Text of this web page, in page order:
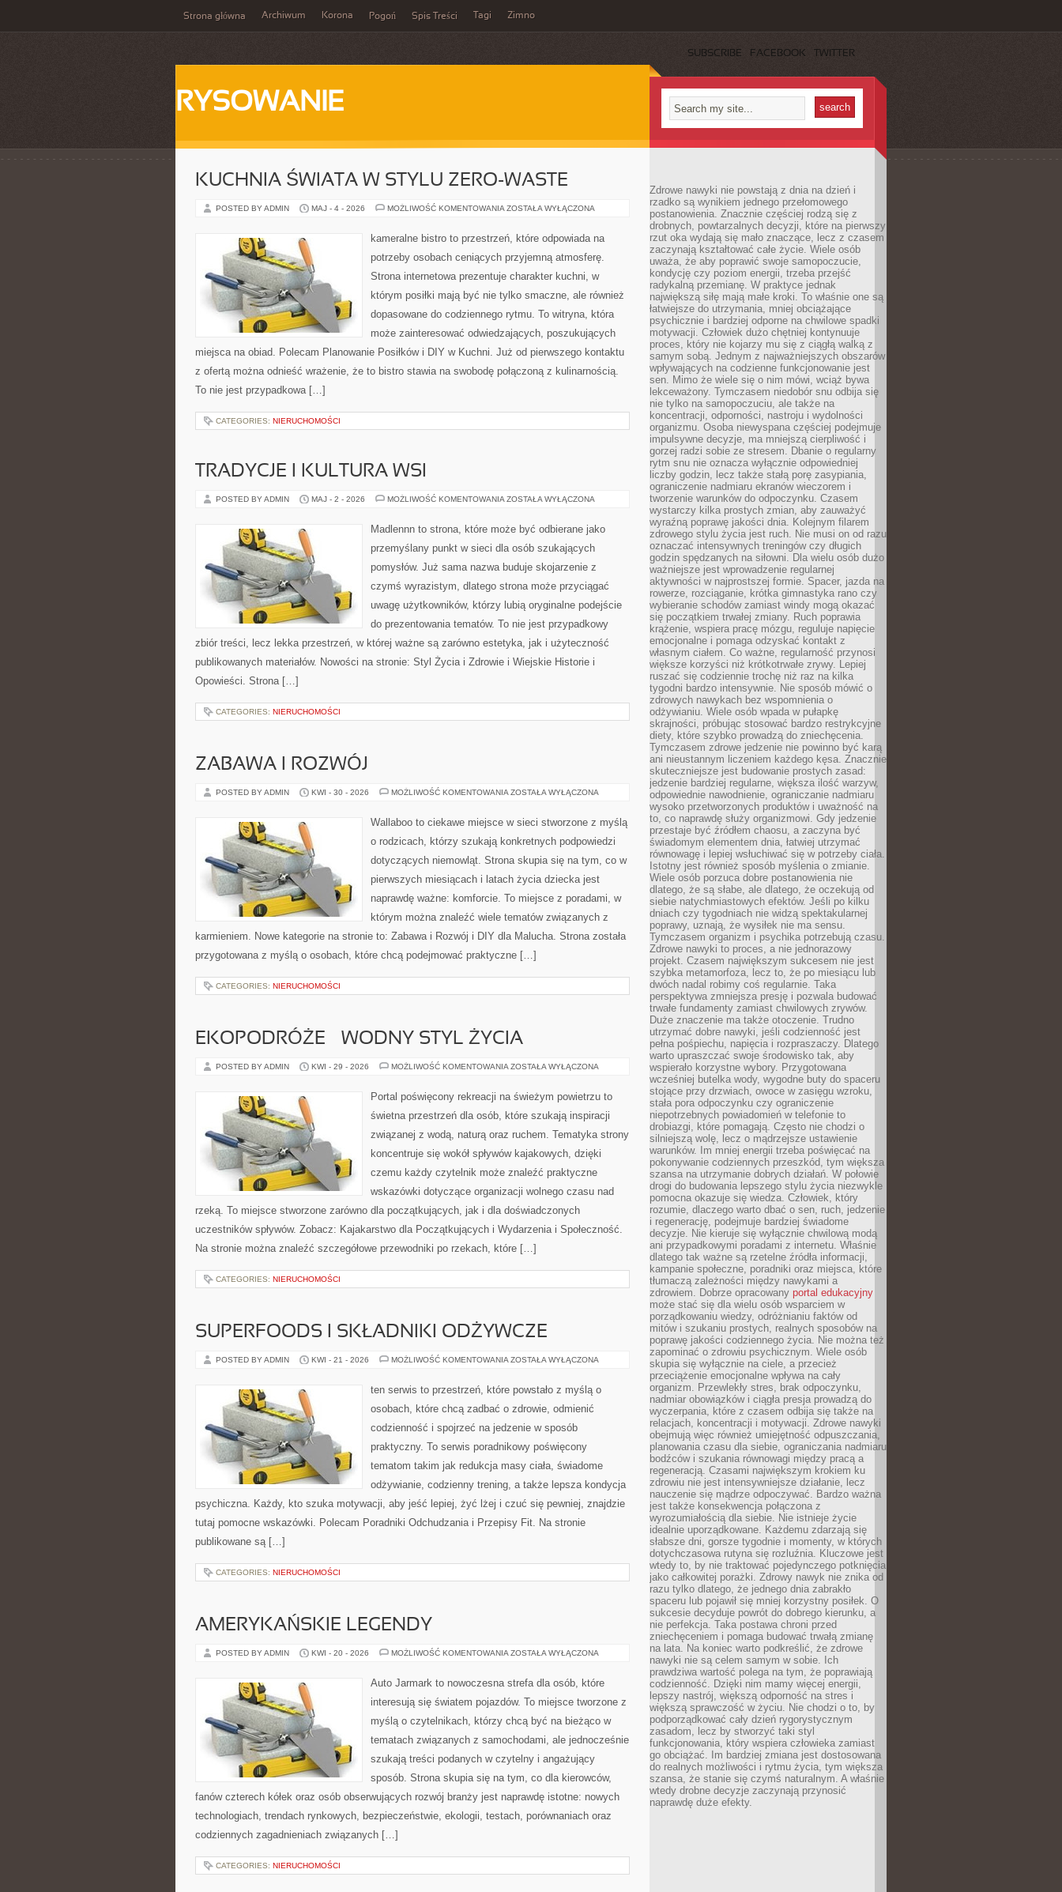
Strona główna Archiwum Korona Pogoń Spis Treści Tagi Zimno
SUBSCRIBE FACEBOOK TWITTER
RYSOWANIE
KUCHNIA ŚWIATA W STYLU ZERO-WASTE
POSTED BY ADMIN MAJ - 4 - 2026 MOŻLIWOŚĆ KOMENTOWANIA KUCHNIA
STYLU
ZERO-
ZOSTAŁA WYŁĄCZONA
kameralne bistro to przestrzeń, które odpowiada na
potrzeby osobach ceniących przyjemną atmosferę.
Strona internetowa prezentuje charakter kuchni, w
którym posiłki mają być nie tylko smaczne, ale również
dopasowane do codziennego rytmu. To witryna, która
może zainteresować odwiedzających, poszukujących
miejsca na obiad. Polecam Planowanie Posiłków i DIY w Kuchni. Już od pierwszego kontaktu
z ofertą można odnieść wrażenie, że to bistro stawia na swobodę połączoną z kulinarnością.
To nie jest przypadkowa […]
CATEGORIES: NIERUCHOMOŚCI
TRADYCJE I KULTURA WSI
POSTED BY ADMIN MAJ - 2 - 2026 MOŻLIWOŚĆ KOMENTOWANIA TRADYCJE
WSI
ZOSTAŁA WYŁĄCZONA
Madlennn to strona, które może być odbierane jako
przemyślany punkt w sieci dla osób szukających
pomysłów. Już sama nazwa buduje skojarzenie z
czymś wyrazistym, dlatego strona może przyciągać
uwagę użytkowników, którzy lubią oryginalne podejście
do prezentowania tematów. To nie jest przypadkowy
zbiór treści, lecz lekka przestrzeń, w której ważne są zarówno estetyka, jak i użyteczność
publikowanych materiałów. Nowości na stronie: Styl Życia i Zdrowie i Wiejskie Historie i
Opowieści. Strona […]
CATEGORIES: NIERUCHOMOŚCI
ZABAWA I ROZWÓJ
POSTED BY ADMIN KWI - 30 - 2026 MOŻLIWOŚĆ KOMENTOWANIA ZABAWA
ZOSTAŁA WYŁĄCZONA
Wallaboo to ciekawe miejsce w sieci stworzone z myślą
o rodzicach, którzy szukają konkretnych podpowiedzi
dotyczących niemowląt. Strona skupia się na tym, co w
pierwszych miesiącach i latach życia dziecka jest
naprawdę ważne: komforcie. To miejsce z poradami, w
którym można znaleźć wiele tematów związanych z
karmieniem. Nowe kategorie na stronie to: Zabawa i Rozwój i DIY dla Malucha. Strona została
przygotowana z myślą o osobach, które chcą podejmować praktyczne […]
CATEGORIES: NIERUCHOMOŚCI
EKOPODRÓŻE – WODNY STYL ŻYCIA
POSTED BY ADMIN KWI - 29 - 2026 MOŻLIWOŚĆ KOMENTOWANIA EKOPODRÓŻE
STYL
ŻYCIA
ZOSTAŁA WYŁĄCZONA
Portal poświęcony rekreacji na świeżym powietrzu to
świetna przestrzeń dla osób, które szukają inspiracji
związanej z wodą, naturą oraz ruchem. Tematyka strony
koncentruje się wokół spływów kajakowych, dzięki
czemu każdy czytelnik może znaleźć praktyczne
wskazówki dotyczące organizacji wolnego czasu nad
rzeką. To miejsce stworzone zarówno dla początkujących, jak i dla doświadczonych
uczestników spływów. Zobacz: Kajakarstwo dla Początkujących i Wydarzenia i Społeczność.
Na stronie można znaleźć szczegółowe przewodniki po rzekach, które […]
CATEGORIES: NIERUCHOMOŚCI
SUPERFOODS I SKŁADNIKI ODŻYWCZE
POSTED BY ADMIN KWI - 21 - 2026 MOŻLIWOŚĆ KOMENTOWANIA SUPERFOODS
ODŻYWCZE
ZOSTAŁA WYŁĄCZONA
ten serwis to przestrzeń, które powstało z myślą o
osobach, które chcą zadbać o zdrowie, odmienić
codzienność i spojrzeć na jedzenie w sposób
praktyczny. To serwis poradnikowy poświęcony
tematom takim jak redukcja masy ciała, świadome
odżywianie, codzienny trening, a także lepsza kondycja
psychiczna. Każdy, kto szuka motywacji, aby jeść lepiej, żyć lżej i czuć się pewniej, znajdzie
tutaj pomocne wskazówki. Polecam Poradniki Odchudzania i Przepisy Fit. Na stronie
publikowane są […]
CATEGORIES: NIERUCHOMOŚCI
AMERYKAŃSKIE LEGENDY
POSTED BY ADMIN KWI - 20 - 2026 MOŻLIWOŚĆ KOMENTOWANIA AMERYKAŃSKIE
ZOSTAŁA WYŁĄCZONA
Auto Jarmark to nowoczesna strefa dla osób, które
interesują się światem pojazdów. To miejsce tworzone z
myślą o czytelnikach, którzy chcą być na bieżąco w
tematach związanych z samochodami, ale jednocześnie
szukają treści podanych w czytelny i angażujący
sposób. Strona skupia się na tym, co dla kierowców,
fanów czterech kółek oraz osób obserwujących rozwój branży jest naprawdę istotne: nowych
technologiach, trendach rynkowych, bezpieczeństwie, ekologii, testach, porównaniach oraz
codziennych zagadnieniach związanych […]
CATEGORIES: NIERUCHOMOŚCI
Zdrowe nawyki nie powstają z dnia na dzień i
rzadko są wynikiem jednego przełomowego
postanowienia. Znacznie częściej rodzą się z
drobnych, powtarzalnych decyzji, które na pierwszy
rzut oka wydają się mało znaczące, lecz z czasem
zaczynają kształtować całe życie. Wiele osób
uważa, że aby poprawić swoje samopoczucie,
kondycję czy poziom energii, trzeba przejść
radykalną przemianę. W praktyce jednak
największą siłę mają małe kroki. To właśnie one są
łatwiejsze do utrzymania, mniej obciążające
psychicznie i bardziej odporne na chwilowe spadki
motywacji. Człowiek dużo chętniej kontynuuje
proces, który nie kojarzy mu się z ciągłą walką z
samym sobą. Jednym z najważniejszych obszarów
wpływających na codzienne funkcjonowanie jest
sen. Mimo że wiele się o nim mówi, wciąż bywa
lekceważony. Tymczasem niedobór snu odbija się
nie tylko na samopoczuciu, ale także na
koncentracji, odporności, nastroju i wydolności
organizmu. Osoba niewyspana częściej podejmuje
impulsywne decyzje, ma mniejszą cierpliwość i
gorzej radzi sobie ze stresem. Dbanie o regularny
rytm snu nie oznacza wyłącznie odpowiedniej
liczby godzin, lecz także stałą porę zasypiania,
ograniczenie nadmiaru ekranów wieczorem i
tworzenie warunków do odpoczynku. Czasem
wystarczy kilka prostych zmian, aby zauważyć
wyraźną poprawę jakości dnia. Kolejnym filarem
zdrowego stylu życia jest ruch. Nie musi on od razu
oznaczać intensywnych treningów czy długich
godzin spędzanych na siłowni. Dla wielu osób dużo
ważniejsze jest wprowadzenie regularnej
aktywności w najprostszej formie. Spacer, jazda na
rowerze, rozciąganie, krótka gimnastyka rano czy
wybieranie schodów zamiast windy mogą okazać
się początkiem trwałej zmiany. Ruch poprawia
krążenie, wspiera pracę mózgu, reguluje napięcie
emocjonalne i pomaga odzyskać kontakt z
własnym ciałem. Co ważne, regularność przynosi
większe korzyści niż krótkotrwałe zrywy. Lepiej
ruszać się codziennie trochę niż raz na kilka
tygodni bardzo intensywnie. Nie sposób mówić o
zdrowych nawykach bez wspomnienia o
odżywianiu. Wiele osób wpada w pułapkę
skrajności, próbując stosować bardzo restrykcyjne
diety, które szybko prowadzą do zniechęcenia.
Tymczasem zdrowe jedzenie nie powinno być karą
ani nieustannym liczeniem każdego kęsa. Znacznie
skuteczniejsze jest budowanie prostych zasad:
jedzenie bardziej regularne, większa ilość warzyw,
odpowiednie nawodnienie, ograniczanie nadmiaru
wysoko przetworzonych produktów i uważność na
to, co naprawdę służy organizmowi. Gdy jedzenie
przestaje być źródłem chaosu, a zaczyna być
świadomym elementem dnia, łatwiej utrzymać
równowagę i lepiej wsłuchiwać się w potrzeby ciała.
Istotny jest również sposób myślenia o zmianie.
Wiele osób porzuca dobre postanowienia nie
dlatego, że są słabe, ale dlatego, że oczekują od
siebie natychmiastowych efektów. Jeśli po kilku
dniach czy tygodniach nie widzą spektakularnej
poprawy, uznają, że wysiłek nie ma sensu.
Tymczasem organizm i psychika potrzebują czasu.
Zdrowe nawyki to proces, a nie jednorazowy
projekt. Czasem największym sukcesem nie jest
szybka metamorfoza, lecz to, że po miesiącu lub
dwóch nadal robimy coś regularnie. Taka
perspektywa zmniejsza presję i pozwala budować
trwałe fundamenty zamiast chwilowych zrywów.
Duże znaczenie ma także otoczenie. Trudno
utrzymać dobre nawyki, jeśli codzienność jest
pełna pośpiechu, napięcia i rozpraszaczy. Dlatego
warto upraszczać swoje środowisko tak, aby
wspierało korzystne wybory. Przygotowana
wcześniej butelka wody, wygodne buty do spaceru
stojące przy drzwiach, owoce w zasięgu wzroku,
stała pora odpoczynku czy ograniczenie
niepotrzebnych powiadomień w telefonie to
drobiazgi, które pomagają. Często nie chodzi o
silniejszą wolę, lecz o mądrzejsze ustawienie
warunków. Im mniej energii trzeba poświęcać na
pokonywanie codziennych przeszkód, tym większa
szansa na utrzymanie dobrych działań. W połowie
drogi do budowania lepszego stylu życia niezwykle
pomocna okazuje się wiedza. Człowiek, który
rozumie, dlaczego warto dbać o sen, ruch, jedzenie
i regenerację, podejmuje bardziej świadome
decyzje. Nie kieruje się wyłącznie chwilową modą
ani przypadkowymi poradami z internetu. Właśnie
dlatego tak ważne są rzetelne źródła informacji,
kampanie społeczne, poradniki oraz miejsca, które
tłumaczą zależności między nawykami a
zdrowiem. Dobrze opracowany portal edukacyjny
może stać się dla wielu osób wsparciem w
porządkowaniu wiedzy, odróżnianiu faktów od
mitów i szukaniu prostych, realnych sposobów na
poprawę jakości codziennego życia. Nie można też
zapominać o zdrowiu psychicznym. Wiele osób
skupia się wyłącznie na ciele, a przecież
przeciążenie emocjonalne wpływa na cały
organizm. Przewlekły stres, brak odpoczynku,
nadmiar obowiązków i ciągła presja prowadzą do
wyczerpania, które z czasem odbija się także na
relacjach, koncentracji i motywacji. Zdrowe nawyki
obejmują więc również umiejętność odpuszczania,
planowania czasu dla siebie, ograniczania nadmiaru
bodźców i szukania równowagi między pracą a
regeneracją. Czasami największym krokiem ku
zdrowiu nie jest intensywniejsze działanie, lecz
nauczenie się mądrze odpoczywać. Bardzo ważna
jest także konsekwencja połączona z
wyrozumiałością dla siebie. Nie istnieje życie
idealnie uporządkowane. Każdemu zdarzają się
słabsze dni, gorsze tygodnie i momenty, w których
dotychczasowa rutyna się rozluźnia. Kluczowe jest
wtedy to, by nie traktować pojedynczego potknięcia
jako całkowitej porażki. Zdrowy nawyk nie znika od
razu tylko dlatego, że jednego dnia zabrakło
spaceru lub pojawił się mniej korzystny posiłek. O
sukcesie decyduje powrót do dobrego kierunku, a
nie perfekcja. Taka postawa chroni przed
zniechęceniem i pomaga budować trwałą zmianę
na lata. Na koniec warto podkreślić, że zdrowe
nawyki nie są celem samym w sobie. Ich
prawdziwa wartość polega na tym, że poprawiają
codzienność. Dzięki nim mamy więcej energii,
lepszy nastrój, większą odporność na stres i
większą sprawczość w życiu. Nie chodzi o to, by
podporządkować cały dzień rygorystycznym
zasadom, lecz by stworzyć taki styl
funkcjonowania, który wspiera człowieka zamiast
go obciążać. Im bardziej zmiana jest dostosowana
do realnych możliwości i rytmu życia, tym większa
szansa, że stanie się czymś naturalnym. A właśnie
wtedy drobne decyzje zaczynają przynosić
naprawdę duże efekty.